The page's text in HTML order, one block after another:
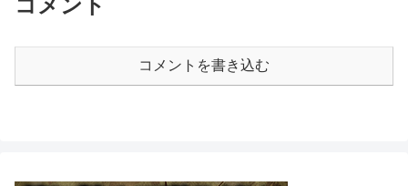
コメント
コメントを書き込む